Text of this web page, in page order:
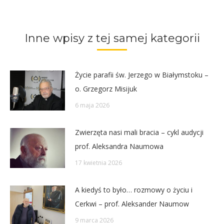
Inne wpisy z tej samej kategorii
Życie parafii św. Jerzego w Białymstoku –
o. Grzegorz Misijuk
6 maja 2026
Zwierzęta nasi mali bracia – cykl audycji
prof. Aleksandra Naumowa
17 kwietnia 2026
A kiedyś to było… rozmowy o życiu i
Cerkwi – prof. Aleksander Naumow
9 marca 2026